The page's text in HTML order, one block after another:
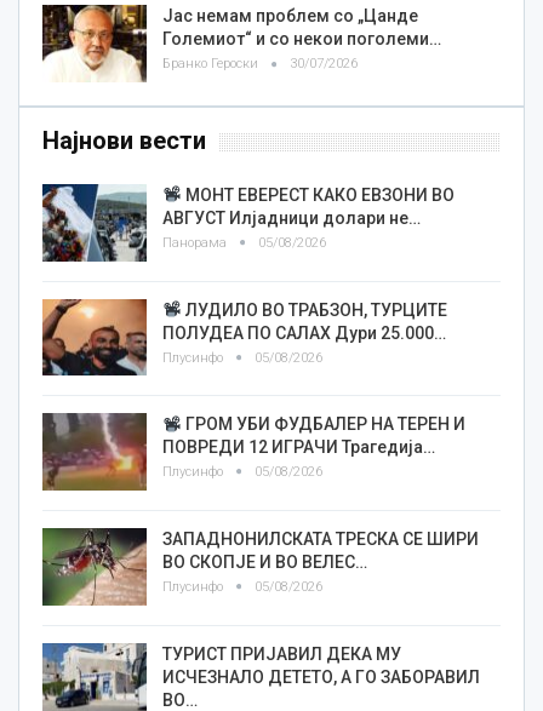
Јас немам проблем со „Цанде
Големиот“ и со некои поголеми…
Бранко Героски 30/07/2026
Најнови вести
МОНТ ЕВЕРЕСТ КАКО ЕВЗОНИ ВО
АВГУСТ Илјадници долари не…
Панорама 05/08/2026
ЛУДИЛО ВО ТРАБЗОН, ТУРЦИТЕ
ПОЛУДЕА ПО САЛАХ Дури 25.000…
Плусинфо 05/08/2026
ГРОМ УБИ ФУДБАЛЕР НА ТЕРЕН И
ПОВРЕДИ 12 ИГРАЧИ Трагедија…
Плусинфо 05/08/2026
ЗАПАДНОНИЛСКАТА ТРЕСКА СЕ ШИРИ
ВО СКОПЈЕ И ВО ВЕЛЕС…
Плусинфо 05/08/2026
ТУРИСТ ПРИЈАВИЛ ДЕКА МУ
ИСЧЕЗНАЛО ДЕТЕТО, А ГО ЗАБОРАВИЛ
ВО…